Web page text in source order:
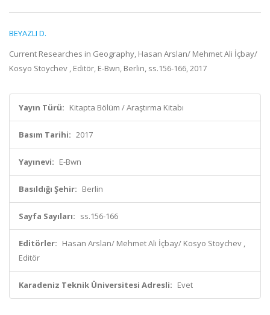
BEYAZLI D.
Current Researches in Geography, Hasan Arslan/ Mehmet Ali İçbay/
Kosyo Stoychev , Editör, E-Bwn, Berlin, ss.156-166, 2017
Yayın Türü: Kitapta Bölüm / Araştırma Kitabı
Basım Tarihi: 2017
Yayınevi: E-Bwn
Basıldığı Şehir: Berlin
Sayfa Sayıları: ss.156-166
Editörler: Hasan Arslan/ Mehmet Ali İçbay/ Kosyo Stoychev ,
Editör
Karadeniz Teknik Üniversitesi Adresli: Evet